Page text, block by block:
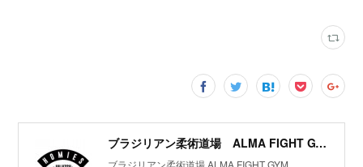
ブラジリアン柔術道場 ALMA FIGHT GYM HOMIES(ホーミーズ)